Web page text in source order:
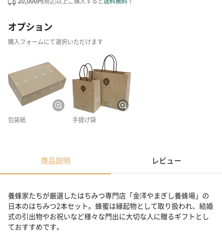
オプション
購入フォームにて選択いただけます
包装紙 手提げ袋
商品説明 レビュー
養蜂家たちが厳選したはちみつ専門店「金澤やまぎし養蜂場」の
日本のはちみつ2本セット。蜂蜜は縁起物として取り扱われ、結婚
式の引出物やお祝いなど様々な門出に大切な人に贈るギフトとし
ておすすめです。